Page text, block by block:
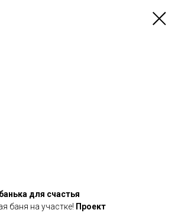
для счастья
баня на участке! Проект